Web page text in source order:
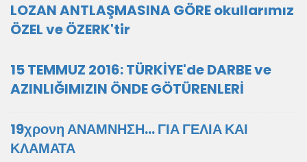
LOZAN ANTLAŞMASINA GÖRE okullarımız
ÖZEL ve ÖZERK'tir
15 TEMMUZ 2016: TÜRKİYE'de DARBE ve
AZINLIĞIMIZIN ÖNDE GÖTÜRENLERİ
19χρονη ΑΝΑΜΝΗΣΗ... ΓΙΑ ΓΕΛΙΑ ΚΑΙ
ΚΛΑΜΑΤΑ